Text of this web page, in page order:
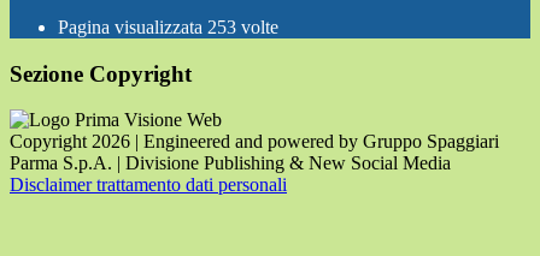
Pagina visualizzata 253 volte
Sezione Copyright
Copyright 2026 | Engineered and powered by Gruppo Spaggiari
Parma S.p.A. | Divisione Publishing & New Social Media
Disclaimer trattamento dati personali